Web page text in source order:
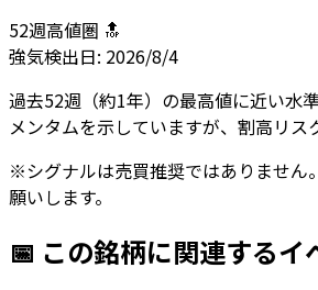
52週高値圏 🔝
強気検出日: 2026/8/4
過去52週（約1年）の最高値に近い水
メンタムを示していますが、割高リス
※シグナルは売買推奨ではありません
願いします。
📅 この銘柄に関連するイ